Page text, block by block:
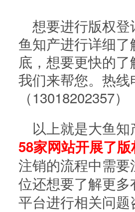
想要进行版权
鱼知产进行详细
底，想要更快的
我们来帮您。热
（13018202357）
以上就是大鱼
58家网站开展了
注销的流程中需
位还想要了解更多
平台进行相关问题